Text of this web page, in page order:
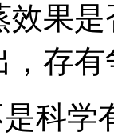
果
，存
科学